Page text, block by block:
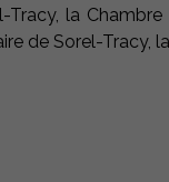
Tracy, la
de Sorel-Tracy,